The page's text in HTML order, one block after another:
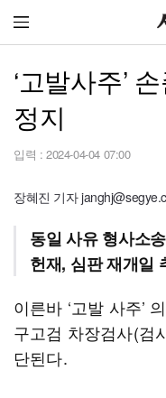
‘고발사주’
정지
입력 : 2024-04-04 07:00
장혜진 기자
동일 사유 형사소
헌재, 심판 재개일
이른바 ‘고발 사주’
구고검 차장검사(검
단된다.